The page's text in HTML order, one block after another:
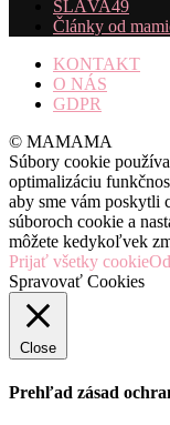
SLÁVA49
Články od
KONTAKT
O NÁS
GDPR
© MAMAMA
Súbory cookie
optimalizáciu
aby sme vám poskytli
súboroch cookie a
môžete kedykoľvek
Prijať všetky cookie
Spravovať Cookies
Close
Prehľad zásad